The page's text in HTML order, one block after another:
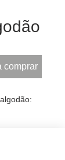
comprar